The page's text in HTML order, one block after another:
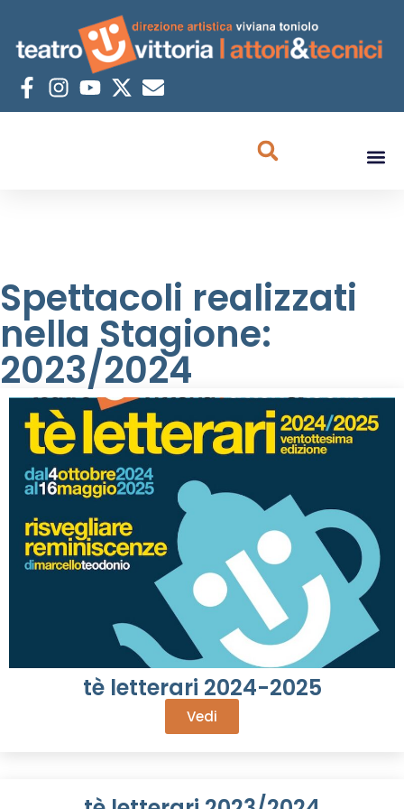
Spettacoli realizzati
nella Stagione:
2023/2024
tè letterari 2024-2025
Vedi